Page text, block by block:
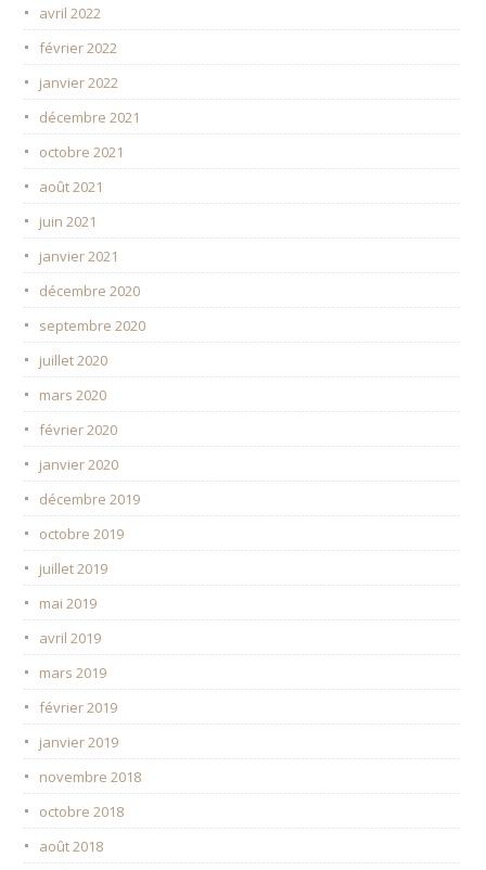
avril 2022
février 2022
janvier 2022
décembre 2021
octobre 2021
août 2021
juin 2021
janvier 2021
décembre 2020
septembre 2020
juillet 2020
mars 2020
février 2020
janvier 2020
décembre 2019
octobre 2019
juillet 2019
mai 2019
avril 2019
mars 2019
février 2019
janvier 2019
novembre 2018
octobre 2018
août 2018